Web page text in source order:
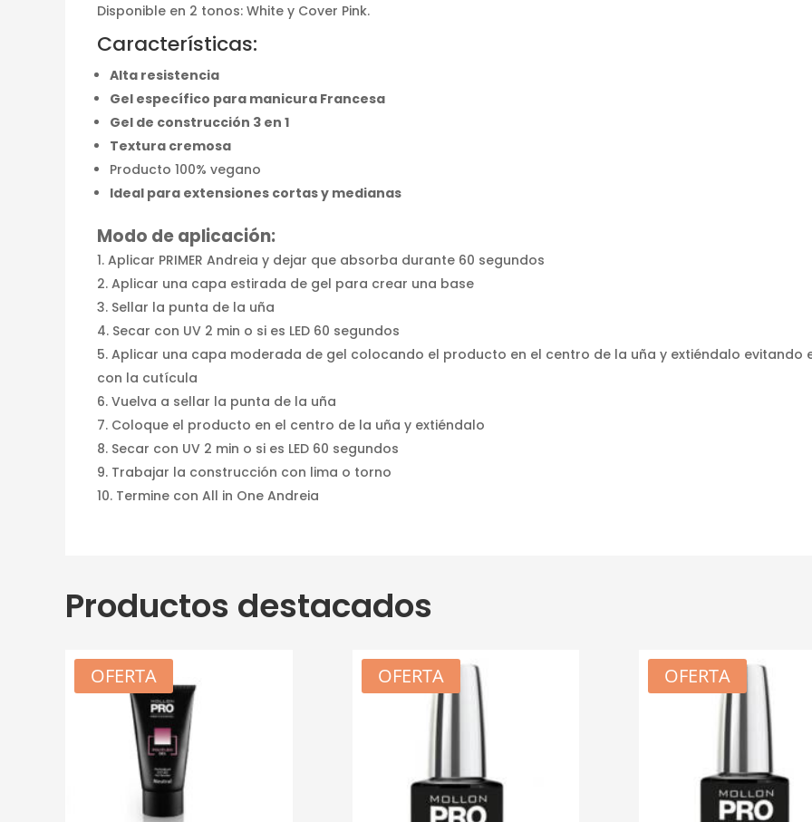
Disponible en 2 tonos: White y Cover Pink.
Características:
Alta resistencia
Gel específico para manicura Francesa
Gel de construcción 3 en 1
Textura cremosa
Producto 100% vegano
Ideal para extensiones cortas y medianas
Modo de aplicación:
Aplicar PRIMER Andreia y dejar que absorba durante 60 segundos
Aplicar una capa estirada de gel para crear una base
Sellar la punta de la uña
Secar con UV 2 min o si es LED 60 segundos
Aplicar una capa moderada de gel colocando el producto en el centro de la uña y extiéndalo evitando
con la cutícula
Vuelva a sellar la punta de la uña
Coloque el producto en el centro de la uña y extiéndalo
Secar con UV 2 min o si es LED 60 segundos
Trabajar la construcción con lima o torno
Termine con All in One Andreia
Productos destacados
OFERTA OFERTA OFERTA